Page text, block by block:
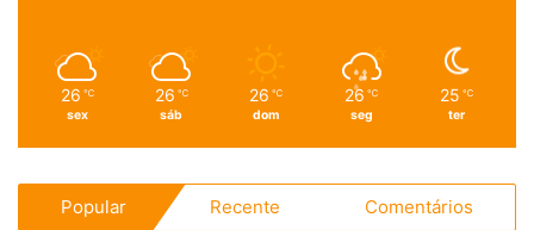
26 ℃
sex
26 ℃
sáb
26 ℃
dom
26 ℃
seg
25 ℃
ter
Popular Recente Comentários